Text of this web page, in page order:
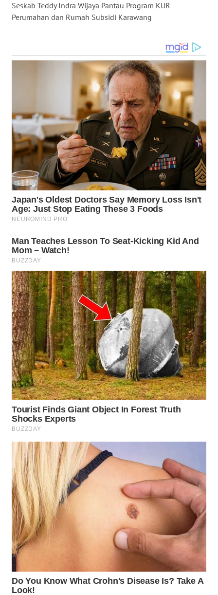
Seskab Teddy Indra Wijaya Pantau Program KUR
Perumahan dan Rumah Subsidi Karawang
WN
MALUKU
WN
WN
DANAU
TOBA
WN
NIAS
WN
LANGKAT
WN
TAPANULI
SELATAN
WN
TANJUNG
LESUNG
WN
KARO
WN
SIMALUNGUN
WN
LABUHANBATU
WN
TAPANULI
TENGAH
WN DELI
SERDANG
WN
TEBING
TINGGI
WN
PAKPAK